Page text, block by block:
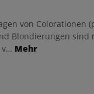
von Colorationen
Blondierungen sind
v… Mehr